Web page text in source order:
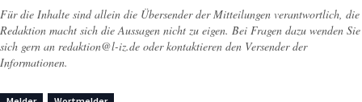
Für die Inhalte sind allein die Übersender der Mitteilungen verantwortlich, die
Redaktion macht sich die Aussagen nicht zu eigen. Bei Fragen dazu wenden Sie
sich gern an redaktion@l-iz.de oder kontaktieren den Versender der
Informationen.